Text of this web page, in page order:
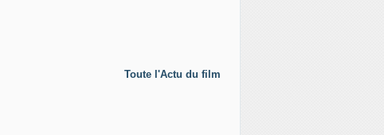
Toute l'Actu du film